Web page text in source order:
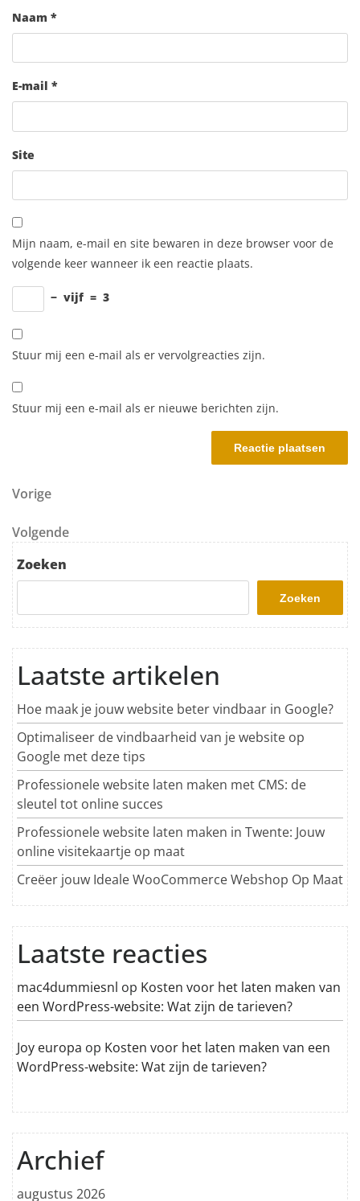
Naam *
E-mail *
Site
Mijn naam, e-mail en site bewaren in deze browser voor de
volgende keer wanneer ik een reactie plaats.
− vijf = 3
Stuur mij een e-mail als er vervolgreacties zijn.
Stuur mij een e-mail als er nieuwe berichten zijn.
Berichtnavigatie
Vorig bericht
Vorige
Volgend bericht
Volgende
Zoeken
Zoeken
Laatste artikelen
Hoe maak je jouw website beter vindbaar in Google?
Optimaliseer de vindbaarheid van je website op
Google met deze tips
Professionele website laten maken met CMS: de
sleutel tot online succes
Professionele website laten maken in Twente: Jouw
online visitekaartje op maat
Creëer jouw Ideale WooCommerce Webshop Op Maat
Laatste reacties
mac4dummiesnl op Kosten voor het laten maken van
een WordPress-website: Wat zijn de tarieven?
Joy europa op Kosten voor het laten maken van een
WordPress-website: Wat zijn de tarieven?
Archief
augustus 2026